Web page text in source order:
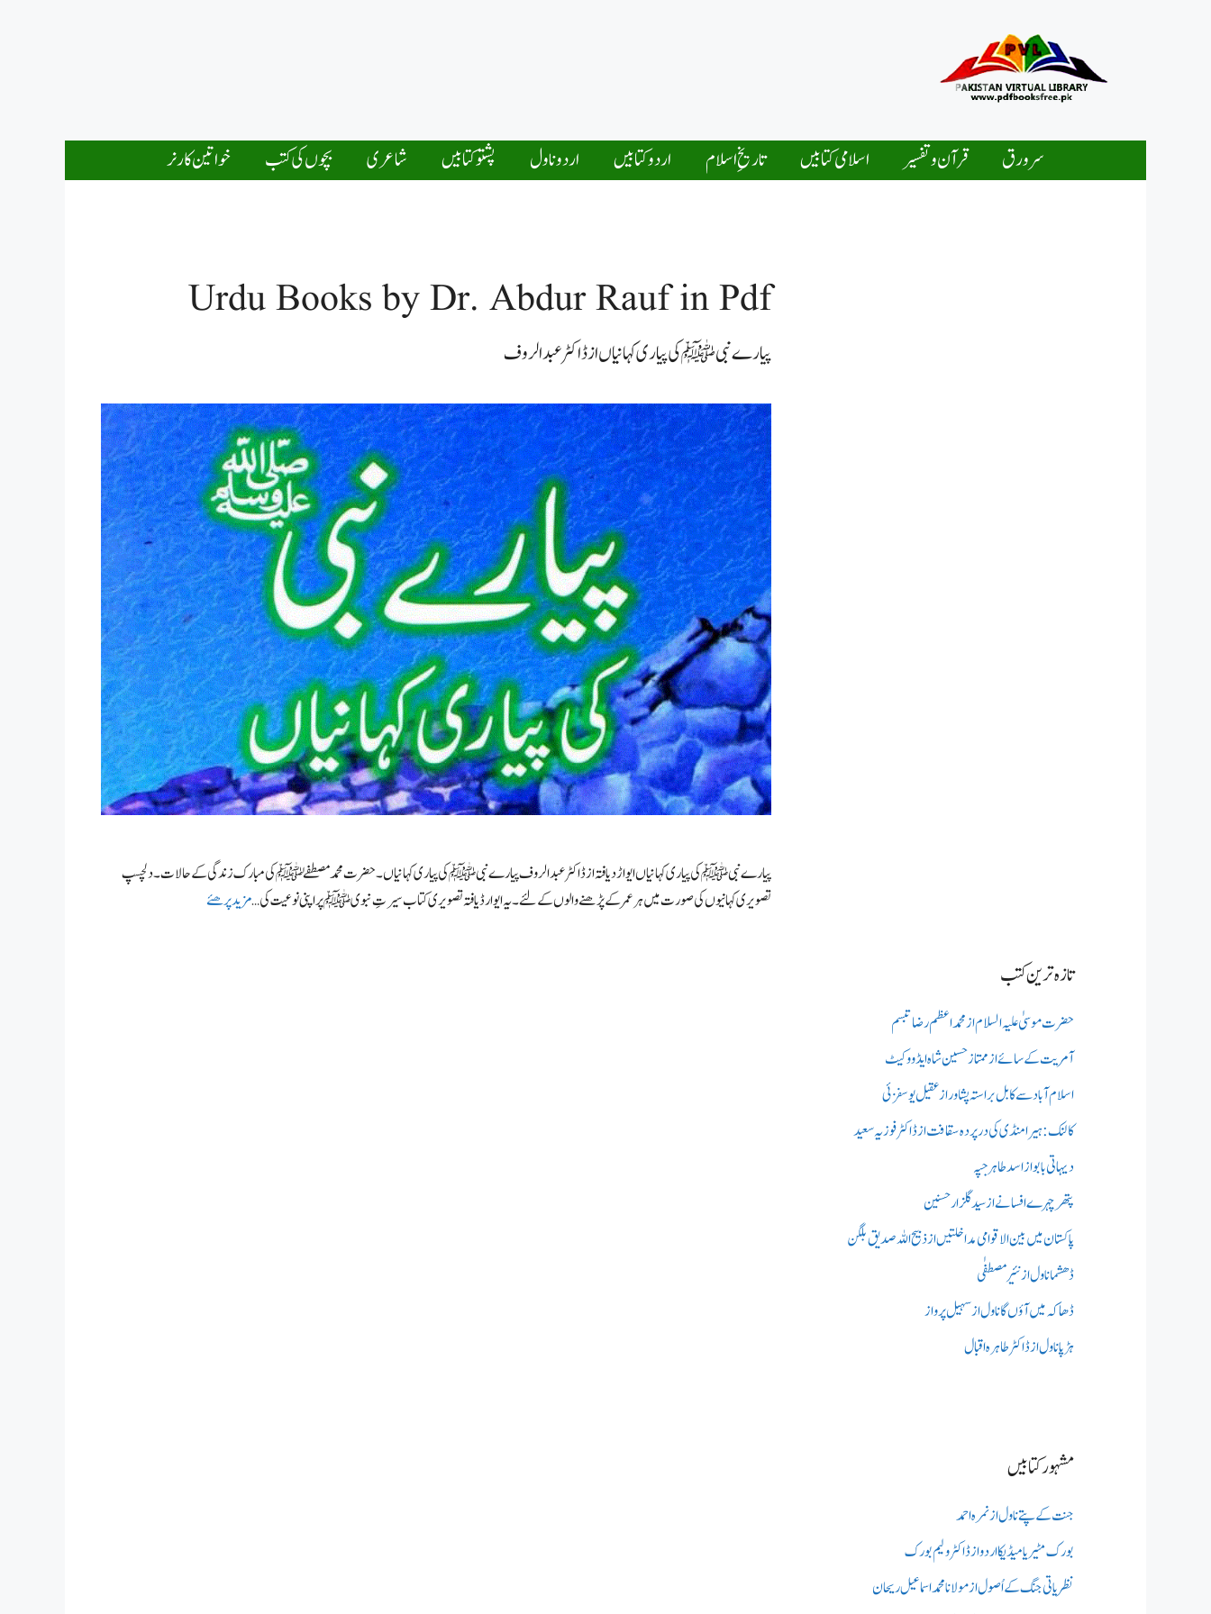
سرورق قرآن و تفسیر اسلامی کتابیں تاریخِ اسلام اردو کتابیں اردو ناول پشتو کتابیں شاعری بچوں کی کتب خواتین کارنر
Urdu Books by Dr. Abdur Rauf in Pdf
پیارے نبی ﷺ کی پیاری کہانیاں از ڈاکٹر عبدالروف
پیارے نبی ﷺ کی پیاری کہانیاں ایواڑدیافتہ از ڈاکٹر عبدالروف پیارے نبی ﷺ کی پیاری کہانیاں۔ حضرت محمد مصطفےٰ ﷺ کی مبارک زندگی کے حالات۔ دلچسپ
تصویری کہانیوں کی صورت میں ہر عمر کے پڑھنے والوں کے لئے۔ یہ ایوارڈ یافتہ تصویری کتاب سیرتِ نبوی ﷺ پر اپنی نوعیت کی …مزید پرھئے
تازہ ترین کتب
حضرت موسیٰ علیہ السلام از محمد اعظم رضا تبسم
آمریت کے سائے از ممتاز حسین شاہ ایڈووکیٹ
اسلام آباد سے کابل براستہ پشاور از عقیل یوسفزئی
کالنک: ہیرا منڈی کی در پردہ سقافت از ڈاکٹر فوزیہ سعید
دیہاتی بابو از اسد طاہر جپہ
پتھر چہرے افسانے از سید گلزار حسنین
پاکستان میں بین الاقوامی مداخلتیں از ذبیح اللہ صدیق بلگن
ڈھشما ناول از نئیر مصطفٰی
ڈھاکہ میں آؤں گا ناول از سہیل پرواز
ہڑپا ناول از ڈاکٹر طاہرہ اقبال
مشہور کتابیں
جنت کے پتے ناول از نمرہ احمد
بورک مٹیریا میڈیکااردو از ڈاکٹر ولیم بورک
نظریاتی جنگ کے اُصول از مولانا محمد اسماعیل ریحان